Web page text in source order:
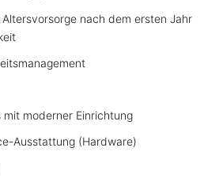
nach dem ersten Jahr
moderner Einrichtung
Ausstattung (Hardware)